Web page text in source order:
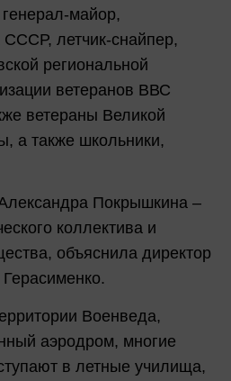
майор,
летчик-снайпер,
региональной
ветеранов ВВС
ветераны Великой
а также школьники,
Покрышкина –
коллектива и
объяснила директор
Военведа,
аэродром, многие
в летные училища,